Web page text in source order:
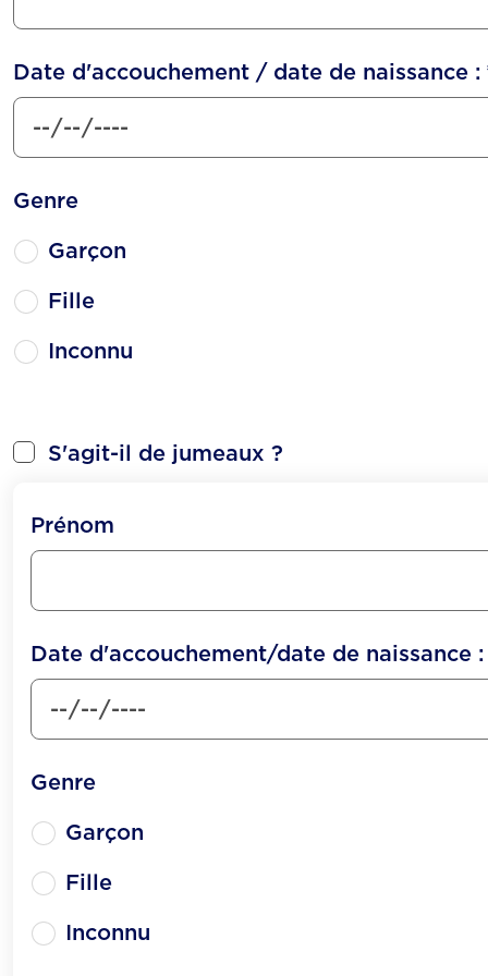
Date d'accouchement / date de naissance :
Genre
Garçon
Fille
Inconnu
S'agit-il de jumeaux ?
Prénom
Date d'accouchement/date de naissance :
Genre
Garçon
Fille
Inconnu